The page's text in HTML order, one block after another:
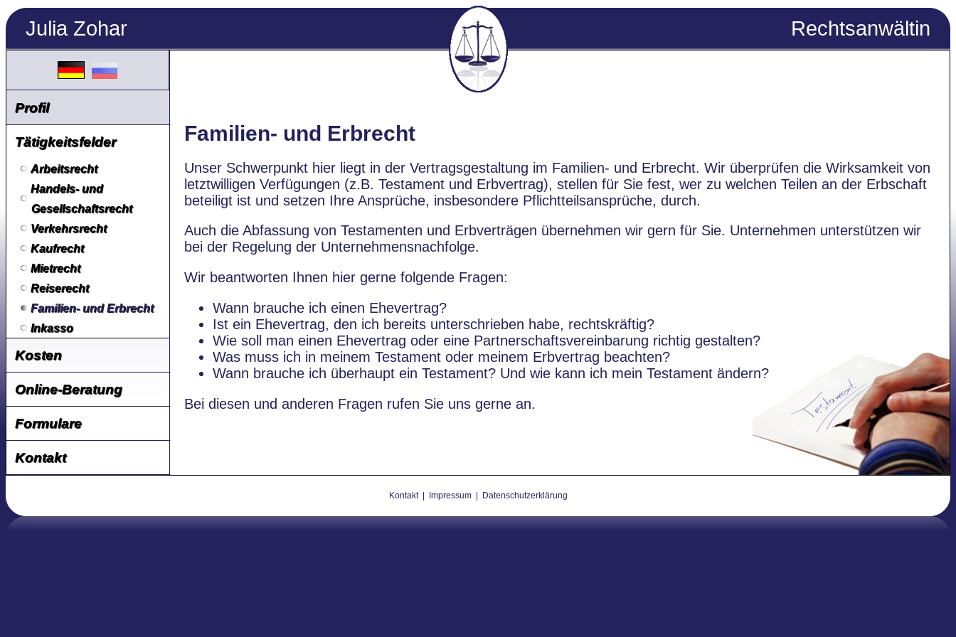
Julia Zohar Rechtsanwältin
Profil
Tätigkeitsfelder
Arbeitsrecht
Handels- und
Gesellschaftsrecht
Verkehrsrecht
Kaufrecht
Mietrecht
Reiserecht
Familien- und Erbrecht
Inkasso
Kosten
Online-Beratung
Formulare
Kontakt
Familien- und Erbrecht
Unser Schwerpunkt hier liegt in der Vertragsgestaltung im Familien- und Erbrecht. Wir überprüfen die Wirksamkeit von
letztwilligen Verfügungen (z.B. Testament und Erbvertrag), stellen für Sie fest, wer zu welchen Teilen an der Erbschaft
beteiligt ist und setzen Ihre Ansprüche, insbesondere Pflichtteilsansprüche, durch.
Auch die Abfassung von Testamenten und Erbverträgen übernehmen wir gern für Sie. Unternehmen unterstützen wir
bei der Regelung der Unternehmensnachfolge.
Wir beantworten Ihnen hier gerne folgende Fragen:
Wann brauche ich einen Ehevertrag?
Ist ein Ehevertrag, den ich bereits unterschrieben habe, rechtskräftig?
Wie soll man einen Ehevertrag oder eine Partnerschaftsvereinbarung richtig gestalten?
Was muss ich in meinem Testament oder meinem Erbvertrag beachten?
Wann brauche ich überhaupt ein Testament? Und wie kann ich mein Testament ändern?
Bei diesen und anderen Fragen rufen Sie uns gerne an.
Kontakt| Impressum Datenschutzerklärung